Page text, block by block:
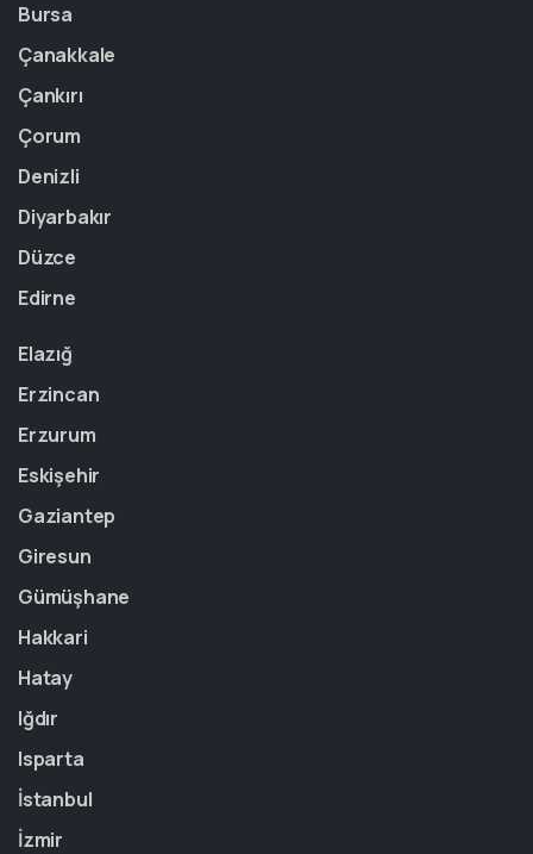
Bursa
Çanakkale
Çankırı
Çorum
Denizli
Diyarbakır
Düzce
Edirne
Elazığ
Erzincan
Erzurum
Eskişehir
Gaziantep
Giresun
Gümüşhane
Hakkari
Hatay
Iğdır
Isparta
İstanbul
İzmir